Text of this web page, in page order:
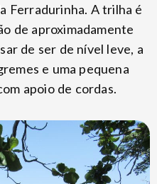
Ferradurinha. A trilha é
de aproximadamente
de ser de nível leve, a
e uma pequena
apoio de cordas.